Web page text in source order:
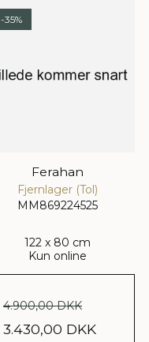
-35%
Ferahan
Fjernlager (Tol)
MM869224525
122 x 80 cm
Kun online
4.900,00 DKK
3.430,00 DKK